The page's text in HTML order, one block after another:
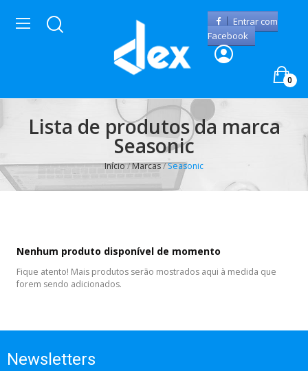
Entrar com
Facebook
0
Lista de produtos da marca
Seasonic
Início Marcas Seasonic
Nenhum produto disponível de momento
Fique atento! Mais produtos serão mostrados aqui à medida que
forem sendo adicionados.
Newsletters